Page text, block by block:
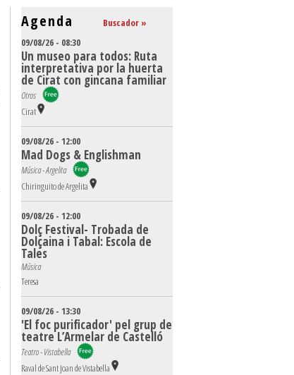
Agenda
Buscador »
09/08/26 - 08:30
Un museo para todos: Ruta
interpretativa por la huerta
de Cirat con gincana familiar
Otros
Cirat
09/08/26 - 12:00
Mad Dogs & Englishman
Música - Argelita
Chiringuito de Argelita
09/08/26 - 12:00
Dolç Festival- Trobada de
Dolçaina i Tabal: Escola de
Tales
Música
Teresa
09/08/26 - 13:30
'El foc purificador' pel grup de
teatre L’Armelar de Castelló
Teatro - Vistabella
Raval de Sant Joan de Vistabella